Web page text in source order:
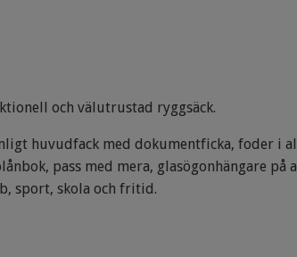
och välutrustad ryggsäck.
huvudfack med dokumentficka, foder i
pass med mera, glasögonhängare på
sport, skola och fritid.